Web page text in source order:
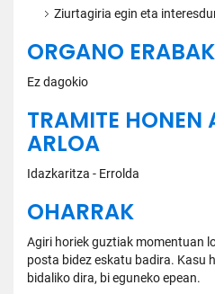
Ziurtagiria egin eta
ORGANO
Ez dagokio
TRAMITE HONEN
ARLOA
Idazkaritza - Errolda
OHARRAK
Agiri horiek guztiak momentuan
posta bidez eskatu badira. Kasu
bidaliko dira, bi eguneko epean.